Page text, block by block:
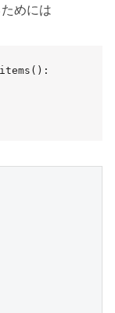
めには